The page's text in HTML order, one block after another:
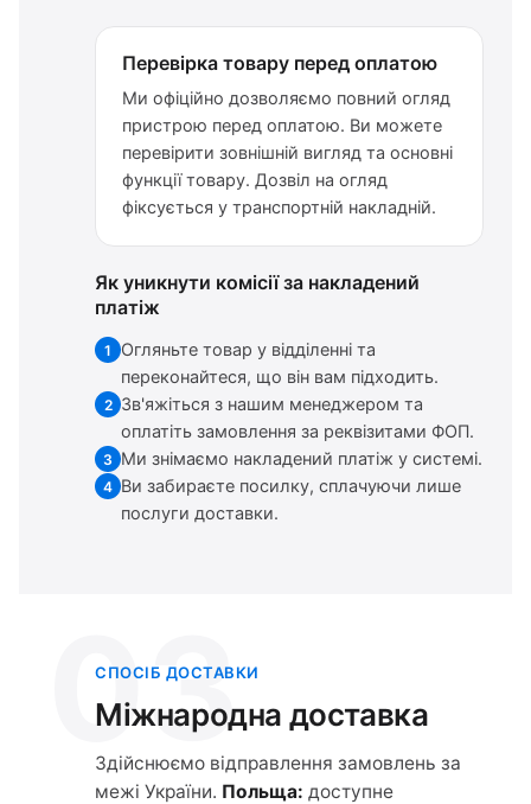
Перевірка товару перед оплатою
Ми офіційно дозволяємо повний огляд
пристрою перед оплатою. Ви можете
перевірити зовнішній вигляд та основні
функції товару. Дозвіл на огляд
фіксується у транспортній накладній.
Як уникнути комісії за накладений
платіж
1
Огляньте товар у відділенні та
переконайтеся, що він вам підходить.
2 Зв'яжіться з нашим менеджером та
оплатіть замовлення за реквізитами ФОП.
3 Ми знімаємо накладений платіж у системі.
4 Ви забираєте посилку, сплачуючи лише
послуги доставки.
03
СПОСІБ ДОСТАВКИ
Міжнародна доставка
Здійснюємо відправлення замовлень за
межі України. Польща: доступне